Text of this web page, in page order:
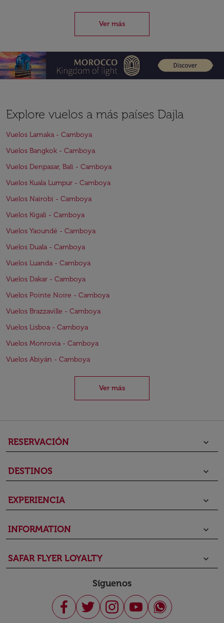
Ver más
Explore vuelos a más países Dajla
Vuelos Larnaka - Camboya
Vuelos Bangkok - Camboya
Vuelos Denpasar, Bali - Camboya
Vuelos Kuala Lumpur - Camboya
Vuelos Nairobi - Camboya
Vuelos Kigali - Camboya
Vuelos Yaoundé - Camboya
Vuelos Duala - Camboya
Vuelos Luanda - Camboya
Vuelos Dakar - Camboya
Vuelos Pointe Noire - Camboya
Vuelos Brazzaville - Camboya
Vuelos Lisboa - Camboya
Vuelos Monrovia - Camboya
Vuelos Abiyán - Camboya
Ver más
RESERVACIÓN keyboard_arrow_down
DESTINOS keyboard_arrow_down
EXPERIENCIA keyboard_arrow_down
INFORMATION keyboard_arrow_down
SAFAR FLYER LOYALTY keyboard_arrow_down
Síguenos